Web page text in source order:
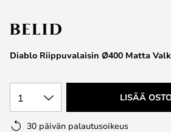
of
the
images
Diablo Riippuvalaisin Ø400 Matta
1 LISÄÄ
30 päivän palautusoikeus